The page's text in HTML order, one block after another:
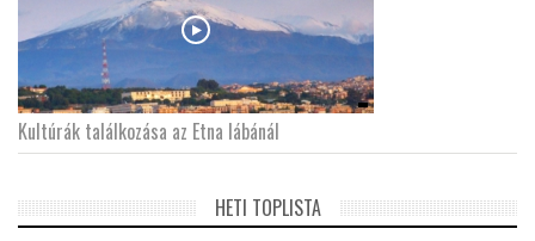
Kultúrák találkozása az Etna lábánál
HETI TOPLISTA